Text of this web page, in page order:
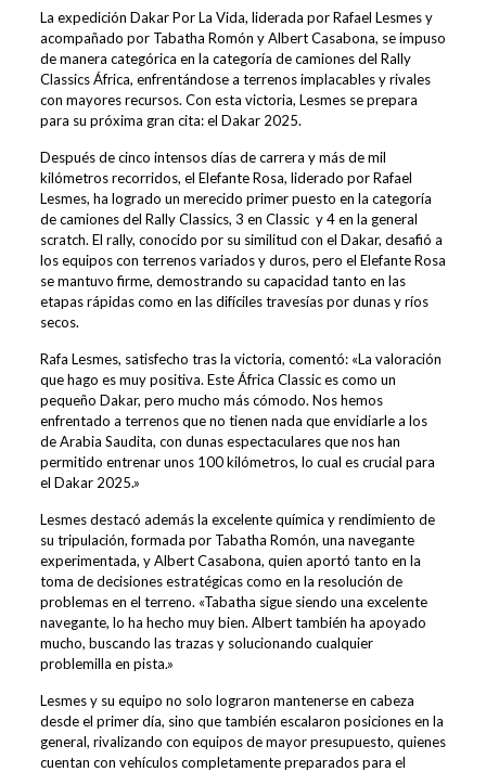
La expedición Dakar Por La Vida, liderada por Rafael Lesmes y
acompañado por Tabatha Romón y Albert Casabona, se impuso
de manera categórica en la categoría de camiones del Rally
Classics África, enfrentándose a terrenos implacables y rivales
con mayores recursos. Con esta victoria, Lesmes se prepara
para su próxima gran cita: el Dakar 2025.
Después de cinco intensos días de carrera y más de mil
kilómetros recorridos, el Elefante Rosa, liderado por Rafael
Lesmes, ha logrado un merecido primer puesto en la categoría
de camiones del Rally Classics, 3 en Classic y 4 en la general
scratch. El rally, conocido por su similitud con el Dakar, desafió a
los equipos con terrenos variados y duros, pero el Elefante Rosa
se mantuvo firme, demostrando su capacidad tanto en las
etapas rápidas como en las difíciles travesías por dunas y ríos
secos.
Rafa Lesmes, satisfecho tras la victoria, comentó: «La valoración
que hago es muy positiva. Este África Classic es como un
pequeño Dakar, pero mucho más cómodo. Nos hemos
enfrentado a terrenos que no tienen nada que envidiarle a los
de Arabia Saudita, con dunas espectaculares que nos han
permitido entrenar unos 100 kilómetros, lo cual es crucial para
el Dakar 2025.»
Lesmes destacó además la excelente química y rendimiento de
su tripulación, formada por Tabatha Romón, una navegante
experimentada, y Albert Casabona, quien aportó tanto en la
toma de decisiones estratégicas como en la resolución de
problemas en el terreno. «Tabatha sigue siendo una excelente
navegante, lo ha hecho muy bien. Albert también ha apoyado
mucho, buscando las trazas y solucionando cualquier
problemilla en pista.»
Lesmes y su equipo no solo lograron mantenerse en cabeza
desde el primer día, sino que también escalaron posiciones en la
general, rivalizando con equipos de mayor presupuesto, quienes
cuentan con vehículos completamente preparados para el